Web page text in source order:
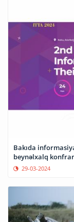
Bakıda
beynəlxalq
29-03-2024